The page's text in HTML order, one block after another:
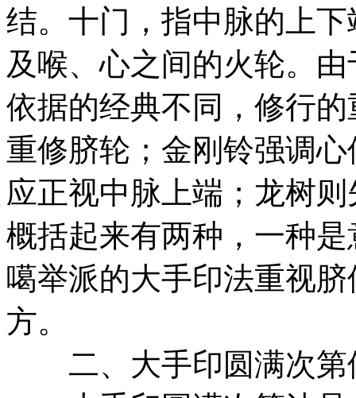
结。十门，指中脉的上
及喉、心之间的火轮。
依据的经典不同，修行
重修脐轮；金刚铃强调
应正视中脉上端；龙树
概括起来有两种，一种
噶举派的大手印法重视
方。
二、大手印圆满次第